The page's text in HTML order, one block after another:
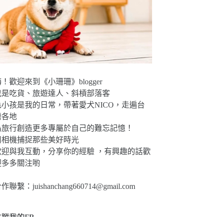
歡迎來到《小珊珊》blogger
是吃貨、旅遊達人、斜槓部落客
小孩是我的日常，帶著愛犬NICO，走遍台
各地
行創造更多專屬於自己的難忘記憶！
相機捕捉那些美好時光
迎與我互動，分享你的經驗 ，有興趣的話歡
多多關注喲
作聯繫：juishanchang660714@gmail.com